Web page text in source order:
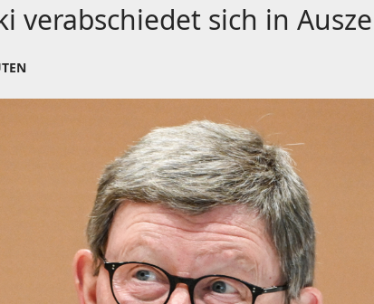
verabschiedet sich in